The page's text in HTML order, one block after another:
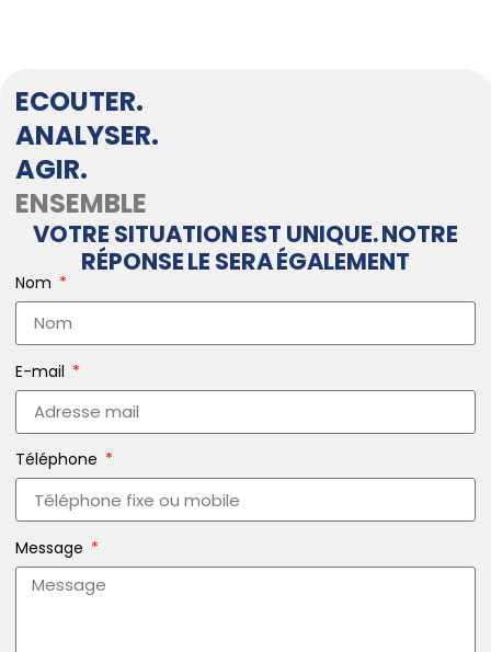
ECOUTER.
ANALYSER.
AGIR.
ENSEMBLE
VOTRE SITUATION EST UNIQUE. NOTRE
RÉPONSE LE SERA ÉGALEMENT
Nom
E-mail
Téléphone
Message